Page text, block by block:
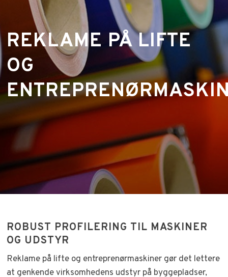
REKLAME PÅ LIFTE
OG
ROBUST PROFILERING TIL MASKINER
OG UDSTYR
Reklame på lifte og entreprenørmaskiner gør det lettere
at genkende virksomhedens udstyr på byggepladser,